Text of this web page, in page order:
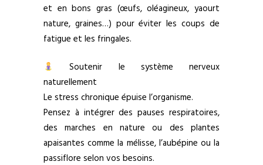
et en bons gras (œufs, oléagineux, yaourt
nature, graines…) pour éviter les coups de
fatigue et les fringales.
Soutenir le système nerveux
naturellement
Le stress chronique épuise l’organisme.
Pensez à intégrer des pauses respiratoires,
des marches en nature ou des plantes
apaisantes comme la mélisse, l’aubépine ou la
passiflore selon vos besoins.